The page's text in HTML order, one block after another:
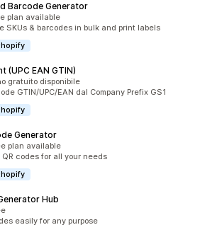
Barcode Generator
plan available
SKUs & barcodes in bulk and print labels
(UPC EAN GTIN)
gratuito disponibile
GTIN/UPC/EAN dal Company Prefix GS1
Generator
totali
plan available
codes for all your needs
Hub
easily for any purpose